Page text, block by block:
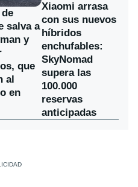
salva a
y
que
al
en
Xiaomi arrasa
con sus nuevos
híbridos
enchufables:
SkyNomad
supera las
100.000
reservas
anticipadas